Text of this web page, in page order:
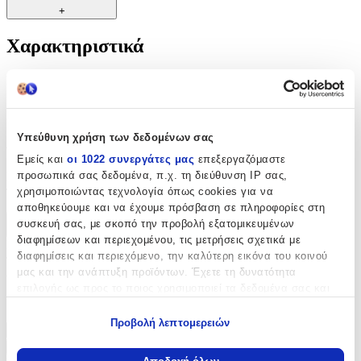
Υπεύθυνη χρήση των δεδομένων σας
Εμείς και οι 1022 συνεργάτες μας επεξεργαζόμαστε
προσωπικά σας δεδομένα, π.χ. τη διεύθυνση IP σας,
χρησιμοποιώντας τεχνολογία όπως cookies για να
αποθηκεύουμε και να έχουμε πρόσβαση σε πληροφορίες στη
συσκευή σας, με σκοπό την προβολή εξατομικευμένων
διαφημίσεων και περιεχομένου, τις μετρήσεις σχετικά με
διαφημίσεις και περιεχόμενο, την καλύτερη εικόνα του κοινού
μας και την ανάπτυξη προϊόντων. Έχετε τη δυνατότητα
Να συλλέξουμε πληροφορίες σχετικά με τη γεωγραφική
Προβολή λεπτομερειών
+
Χαρακτηριστικά
Κατασκευαστής
Solingen
Αξιολογήσεις
Προς το παρόν δεν υπάρχουν άλλες αξιολογήσεις. Όταν
προστεθούν, θα εμφανιστούν εδώ.
Πώς υπολογίζεται η βαθμολογία
Η τελική βαθμολογία βασίζεται αποκλειστικά σε κριτικές χρηστών
που έχουν πραγματοποιήσει αγορά μέσω SHOPFLIX ή έχουν
επιβεβαιώσει την αγορά τους.
Γράψου στο Νewsletter μας για νέα & προσφορές!
Εγγραφή